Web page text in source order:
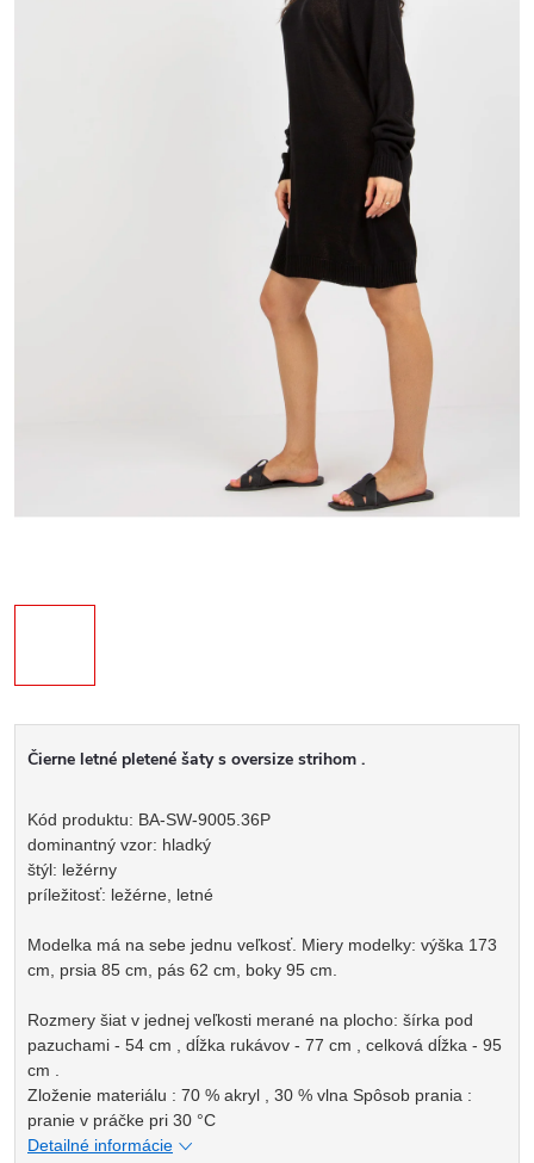
Čierne letné pletené šaty s oversize strihom .
Kód produktu: BA-SW-9005.36P
dominantný vzor: hladký
štýl: ležérny
príležitosť: ležérne, letné
Modelka má na sebe jednu veľkosť. Miery modelky: výška 173
cm, prsia 85 cm, pás 62 cm, boky 95 cm.
Rozmery šiat v jednej veľkosti merané na plocho: šírka pod
pazuchami - 54 cm , dĺžka rukávov - 77 cm , celková dĺžka - 95
cm .
Zloženie materiálu : 70 % akryl , 30 % vlna Spôsob prania :
pranie v práčke pri 30 °C
Detailné informácie